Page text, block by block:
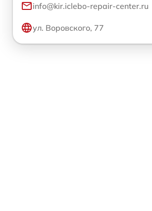
info@kir.iclebo-repair-center.ru
ул. Воровского, 77